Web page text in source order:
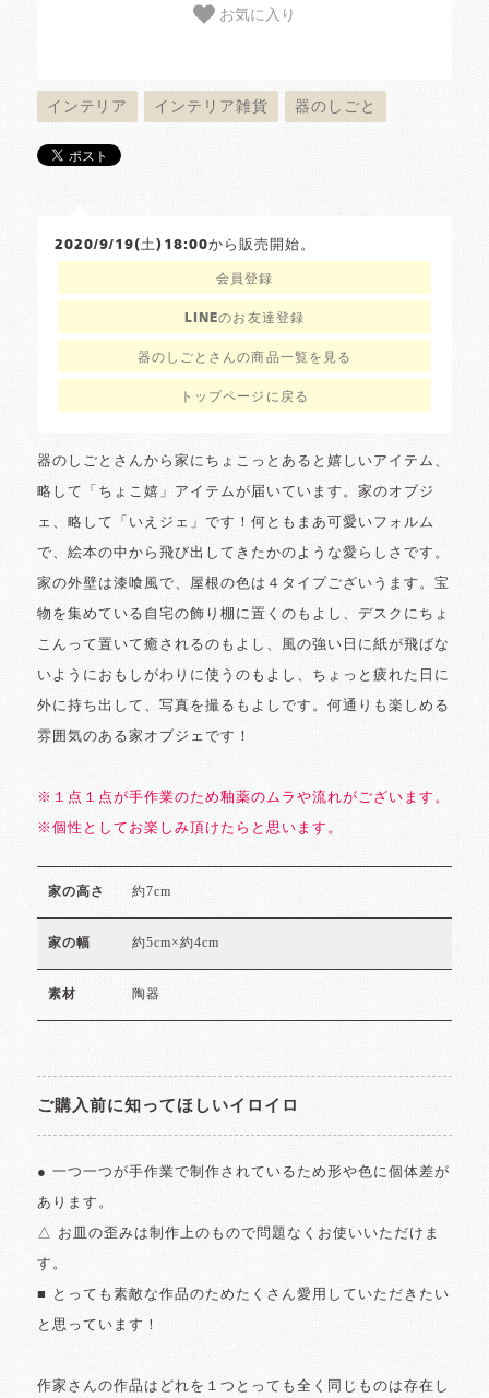
お気に入り
インテリア インテリア雑貨 器のしごと
2020/9/19(土)18:00から販売開始。
会員登録
LINEのお友達登録
器のしごとさんの商品一覧を見る
トップページに戻る
器のしごとさんから家にちょこっとあると嬉しいアイテム、
略して「ちょこ嬉」アイテムが届いています。家のオブジ
ェ、略して「いえジェ」です！何ともまあ可愛いフォルム
で、絵本の中から飛び出してきたかのような愛らしさです。
家の外壁は漆喰風で、屋根の色は４タイプございうます。宝
物を集めている自宅の飾り棚に置くのもよし、デスクにちょ
こんって置いて癒されるのもよし、風の強い日に紙が飛ばな
いようにおもしがわりに使うのもよし、ちょっと疲れた日に
外に持ち出して、写真を撮るもよしです。何通りも楽しめる
雰囲気のある家オブジェです！
※１点１点が手作業のため釉薬のムラや流れがございます。
※個性としてお楽しみ頂けたらと思います。
家の高さ 約7cm
家の幅 約5cm×約4cm
素材 陶器
ご購入前に知ってほしいイロイロ
● 一つ一つが手作業で制作されているため形や色に個体差が
あります。
△ お皿の歪みは制作上のもので問題なくお使いいただけま
す。
■ とっても素敵な作品のためたくさん愛用していただきたい
と思っています！
作家さんの作品はどれを１つとっても全く同じものは存在し